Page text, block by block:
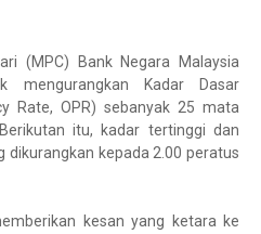
(MPC) Bank Negara Malaysia
mengurangkan Kadar Dasar
Rate, OPR) sebanyak 25 mata
itu, kadar tertinggi dan
dikurangkan kepada 2.00 peratus
kesan yang ketara ke